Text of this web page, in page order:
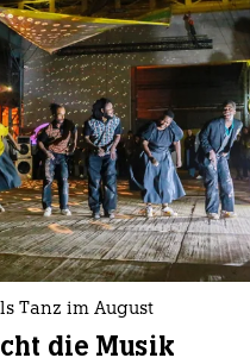
Tanz im August
die Musik